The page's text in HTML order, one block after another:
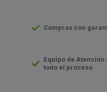
Compras con
Equipo de Atención
todo el proceso